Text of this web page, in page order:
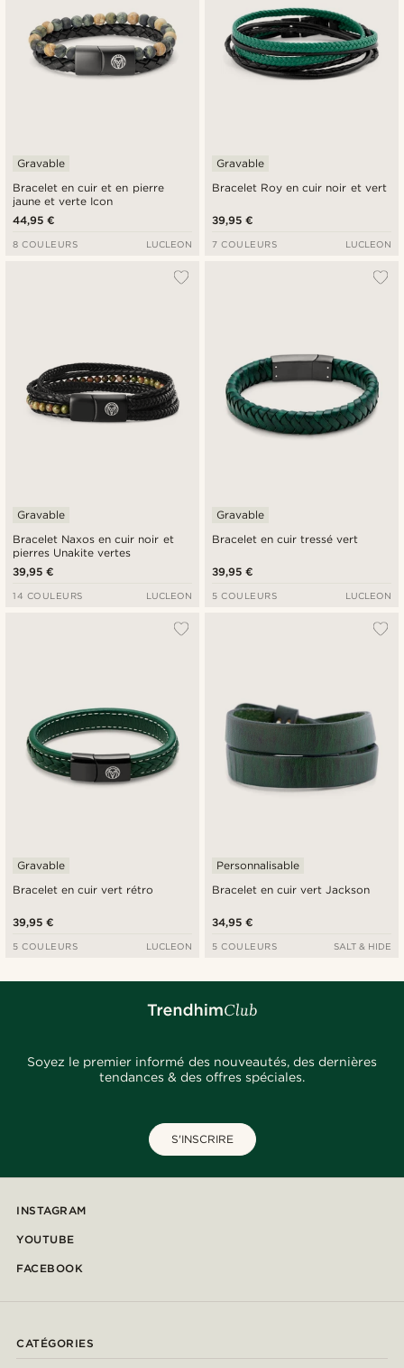
Bracelet en cuir et en pierre
jaune et verte Icon
Gravable
44,95 €
8 COULEURS LUCLEON
Bracelet Roy en cuir noir et vert
Gravable
39,95 €
7 COULEURS LUCLEON
Bracelet Naxos en cuir noir et
pierres Unakite vertes
Gravable
39,95 €
14 COULEURS LUCLEON
Bracelet en cuir tressé vert
Gravable
39,95 €
5 COULEURS LUCLEON
Bracelet en cuir vert rétro
Gravable
39,95 €
5 COULEURS LUCLEON
Bracelet en cuir vert Jackson
Personnalisable
34,95 €
5 COULEURS SALT & HIDE
Soyez le premier informé des nouveautés, des dernières
tendances & des offres spéciales.
S'INSCRIRE
INSTAGRAM
YOUTUBE
FACEBOOK
CATÉGORIES